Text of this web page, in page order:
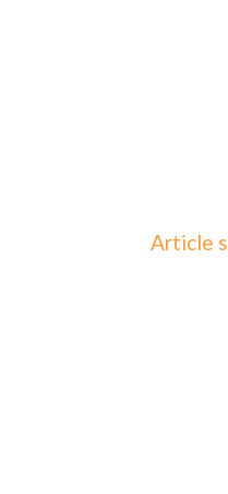
Article